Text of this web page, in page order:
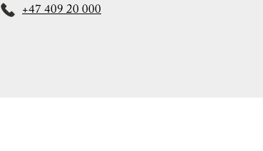
+47 409 20 000